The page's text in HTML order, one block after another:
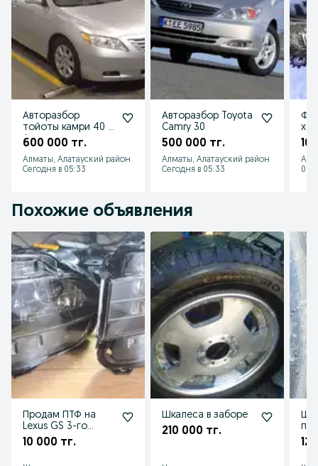
Авторазбор
тойоты камри 40 в
Алматы
600 000 тг.
Алматы, Алатауский район
Сегодня в 05:33
Авторазбор Toyota
Camry 30
500 000 тг.
Алматы, Алатауский район
Сегодня в 05:33
07
Похожие объявления
Продам ПТФ на
Lexus GS 3-го
поколения
10 000 тг.
Шкалеса в заборе
210 000 тг.
Шины